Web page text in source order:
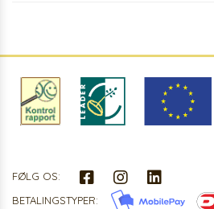
FØLG OS:
BETALINGSTYPER: